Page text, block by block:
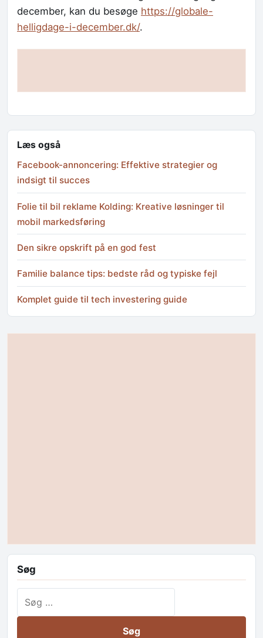
december, kan du besøge https://globale-
helligdage-i-december.dk/.
Læs også
Facebook-annoncering: Effektive strategier og
indsigt til succes
Folie til bil reklame Kolding: Kreative løsninger til
mobil markedsføring
Den sikre opskrift på en god fest
Familie balance tips: bedste råd og typiske fejl
Komplet guide til tech investering guide
Søg